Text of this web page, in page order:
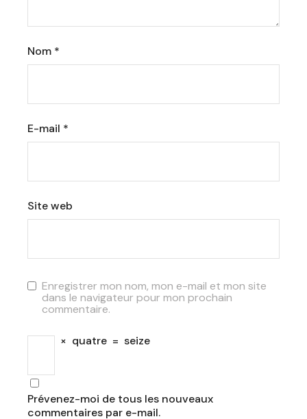
Nom *
E-mail *
Site web
Enregistrer mon nom, mon e-mail et mon site
dans le navigateur pour mon prochain
commentaire.
× quatre = seize
Prévenez-moi de tous les nouveaux
commentaires par e-mail.